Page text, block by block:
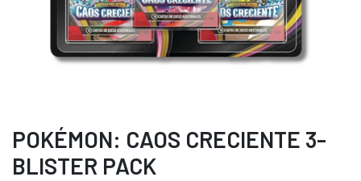
POKÉMON: CAOS CRECIENTE 3-
BLISTER PACK